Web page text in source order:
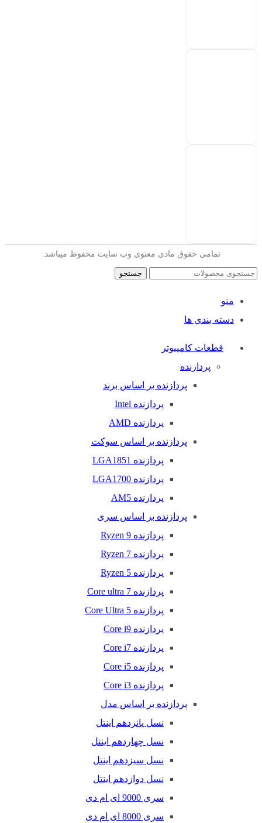
تمامی حقوق مادی معنوی وب سایت محفوظ میباشد.
جستجو
منو
دسته بندی ها
قطعات کامپیوتر
پردازنده
پردازنده بر اساس برند
پردازنده Intel
پردازنده AMD
پردازنده بر اساس سوکت
پردازنده LGA1851
پردازنده LGA1700
پردازنده AM5
پردازنده بر اساس سری
پردازنده Ryzen 9
پردازنده Ryzen 7
پردازنده Ryzen 5
پردازنده Core ultra 7
پردازنده Core Ultra 5
پردازنده Core i9
پردازنده Core i7
پردازنده Core i5
پردازنده Core i3
پردازنده بر اساس مدل
نسل پانزدهم اینتل
نسل چهاردهم اینتل
نسل سیزدهم اینتل
نسل دوازدهم اینتل
سری 9000 ای ام دی
سری 8000 ای ام دی